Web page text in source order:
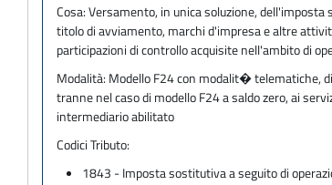
Cosa:Versamento, in unica soluzione, dell'imposta
titolo di avviamento, marchi d'impresa e altre
participazioni di controllo acquisite nell'ambito di
Modalità: Modello F24 con modalit� telematiche,
tranne nel caso di modello F24 a saldo zero, ai
intermediario abilitato
Codici Tributo:
1843 - Imposta sostitutiva a seguito di